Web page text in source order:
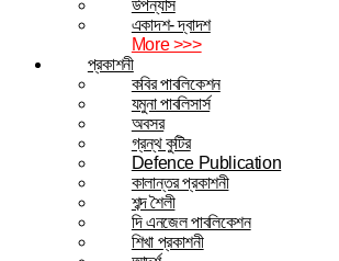
উপন্যাস
একাদশ- দ্বাদশ
More >>>
প্রকাশনী
কবির পাবলিকেশন
যমুনা পাবলিসার্স
অবসর
গ্রন্থ কুটির
Defence Publication
কালান্তর প্রকাশনী
শব্দ শৈলী
দি এনজেল পাবলিকেশন
শিখা প্রকাশনী